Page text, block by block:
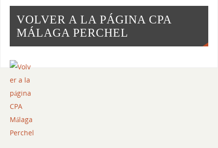
VOLVER A LA PÁGINA CPA
MÁLAGA PERCHEL